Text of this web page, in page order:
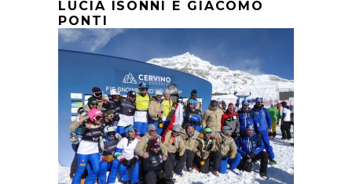
LUCIA ISONNI E GIACOMO
PONTI